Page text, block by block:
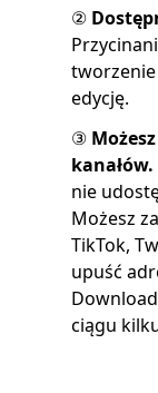
②
tworzenie
edycję.
③
kanałów.
nie
Możesz
TikTok,
upuść
ciągu